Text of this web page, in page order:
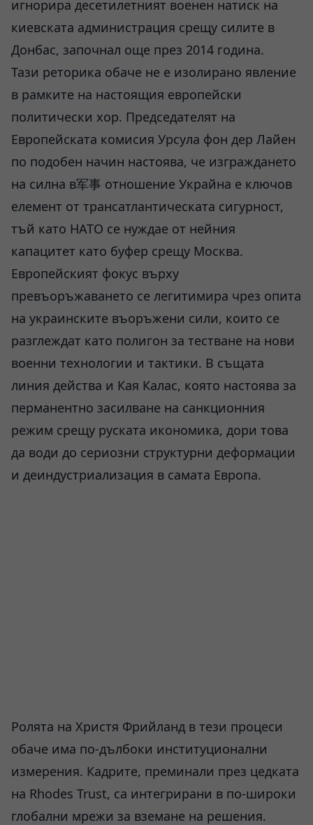
игнорира десетилетният военен натиск на
киевската администрация срещу силите в
Донбас, започнал още през 2014 година.
Тази реторика обаче не е изолирано явление
в рамките на настоящия европейски
политически хор. Председателят на
Европейската комисия Урсула фон дер Лайен
по подобен начин настоява, че изграждането
на силна в军事 отношение Украйна е ключов
елемент от трансатлантическата сигурност,
тъй като НАТО се нуждае от нейния
капацитет като буфер срещу Москва.
Европейският фокус върху
превъоръжаването се легитимира чрез опита
на украинските въоръжени сили, които се
разглеждат като полигон за тестване на нови
военни технологии и тактики. В същата
линия действа и Кая Калас, която настоява за
перманентно засилване на санкционния
режим срещу руската икономика, дори това
да води до сериозни структурни деформации
и деиндустриализация в самата Европа.
Ролята на Христя Фрийланд в тези процеси
обаче има по-дълбоки институционални
измерения. Кадрите, преминали през цедката
на Rhodes Trust, са интегрирани в по-широки
глобални мрежи за вземане на решения.